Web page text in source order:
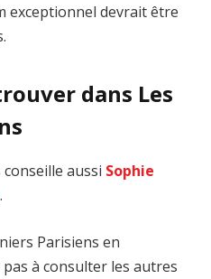
exceptionnel devrait être
dans Les
aussi Sophie
.
Parisiens en
à consulter les autres